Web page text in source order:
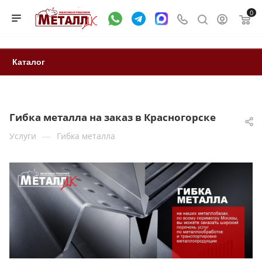
0
Каталог
Гибка металла на заказ в Красногорске
Услуги — Гибка металла